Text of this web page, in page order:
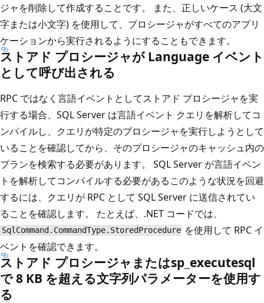
ジャを削除して作成することです。 また、正しいケース (大文
字または小文字) を使用して、プロシージャがすべてのアプリ
ケーションから実行されるようにすることもできます。
ストアド プロシージャが Language イベント
として呼び出される
RPC ではなく言語イベントとしてストアド プロシージャを実
行する場合、SQL Server は言語イベント クエリを解析してコ
ンパイルし、クエリが特定のプロシージャを実行しようとして
いることを確認してから、そのプロシージャのキャッシュ内の
プランを検索する必要があります。 SQL Server が言語イベン
トを解析してコンパイルする必要があるこのような状況を回避
するには、クエリが RPC として SQL Server に送信されてい
ることを確認します。 たとえば、.NET コードでは、
SqlCommand.CommandType.StoredProcedure を使用して RPC イ
ベントを確認できます。
ストアド プロシージャまたはsp_executesql
で 8 KB を超える文字列パラメーターを使用す
る